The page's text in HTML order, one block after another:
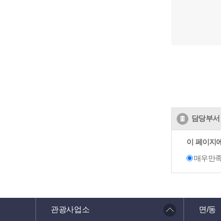
담당부서
이 페이지
매우만
관광사업소 면/동